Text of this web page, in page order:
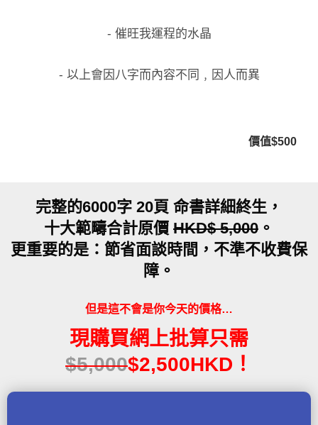
- 催旺我運程的水晶
- 以上會因八字而內容不同﹐因人而異
價值$500
完整的6000字 20頁 命書詳細終生，
十大範疇合計原價 HKD$ 5,000 。
更重要的是：節省面談時間，不準不收費保
障。
但是這不會是你今天的價格…
現購買網上批算只需
$5,000$2,500HKD！